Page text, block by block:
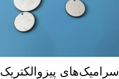
سرامیک‌های